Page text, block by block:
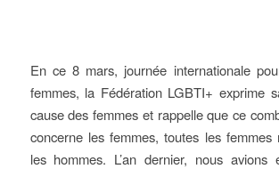
En ce 8 mars, journée internationale
femmes, la Fédération LGBTI+ exprime
cause des femmes et rappelle que ce
concerne les femmes, toutes les femmes
les hommes. L’an dernier, nous avions